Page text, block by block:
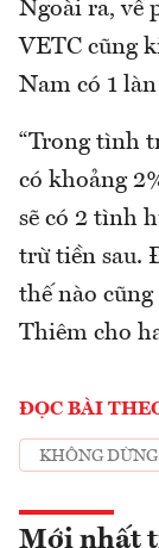
Ngoài ra, về
VETC cũng
Nam có 1
“Trong tình
có khoảng
sẽ có 2 tình
trừ tiền sau.
thế nào cũng
Thiêm cho
ĐỌC BÀI
KHÔNG DỪNG
Mới nhất